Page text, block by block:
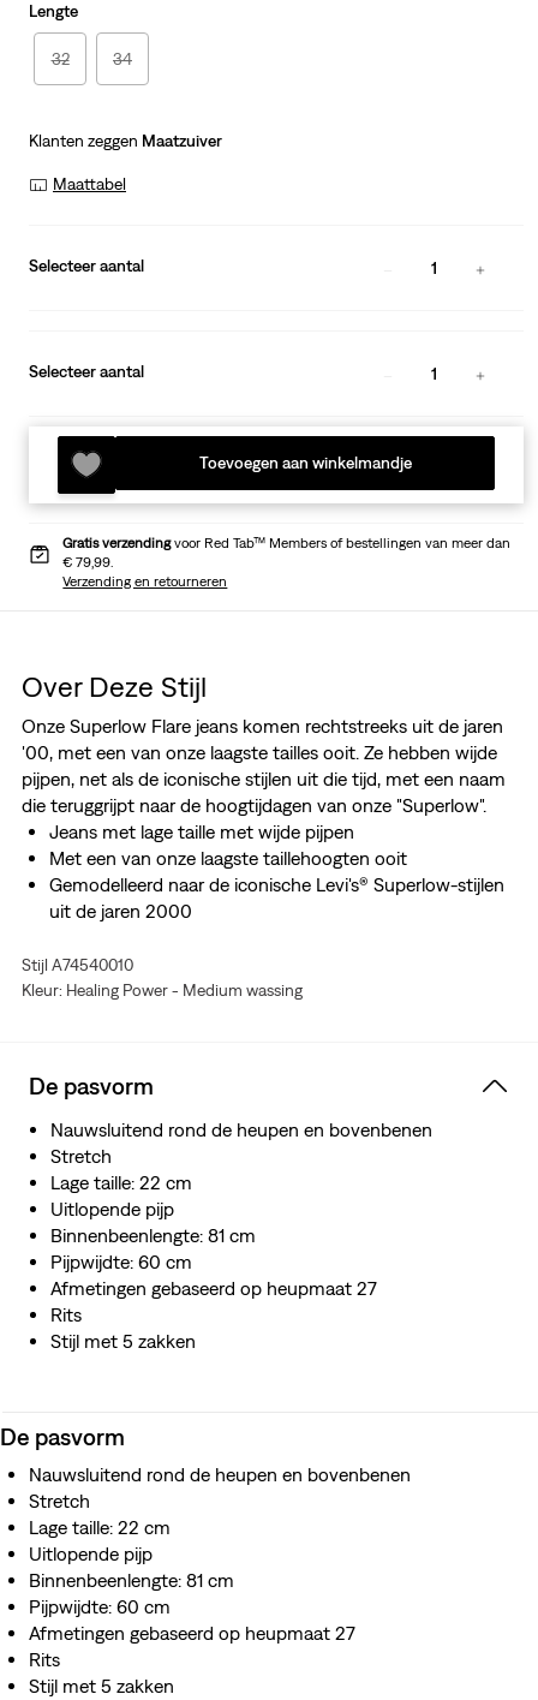
Lengte
32 34
Klanten zeggen Maatzuiver
Maattabel
Selecteer aantal 1
Selecteer aantal 1
Toevoegen aan winkelmandje
Gratis verzendingvoor Red Tab™ Members of bestellingen van meer dan
€ 79,99.
Verzending en retourneren
Over Deze Stijl
Onze Superlow Flare jeans komen rechtstreeks uit de jaren
'00, met een van onze laagste tailles ooit. Ze hebben wijde
pijpen, net als de iconische stijlen uit die tijd, met een naam
die teruggrijpt naar de hoogtijdagen van onze "Superlow".
Jeans met lage taille met wijde pijpen
Met een van onze laagste taillehoogten ooit
Gemodelleerd naar de iconische Levi's® Superlow-stijlen
uit de jaren 2000
Stijl A74540010
Kleur: Healing Power - Medium wassing
De pasvorm
Nauwsluitend rond de heupen en bovenbenen
Stretch
Lage taille: 22 cm
Uitlopende pijp
Binnenbeenlengte: 81 cm
Pijpwijdte: 60 cm
Afmetingen gebaseerd op heupmaat 27
Rits
Stijl met 5 zakken
De pasvorm
Nauwsluitend rond de heupen en bovenbenen
Stretch
Lage taille: 22 cm
Uitlopende pijp
Binnenbeenlengte: 81 cm
Pijpwijdte: 60 cm
Afmetingen gebaseerd op heupmaat 27
Rits
Stijl met 5 zakken